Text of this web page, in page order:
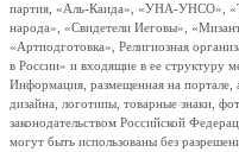
партия, «Аль-Каида», «УНА-УНСО»,
народа», «Свидетели Иеговы»,
«Артподготовка», Религиозная
в России» и входящие в ее структуру
Информация, размещенная на портале,
дизайна, логотипы, товарные знаки,
законодательством Российской
могут быть использованы без